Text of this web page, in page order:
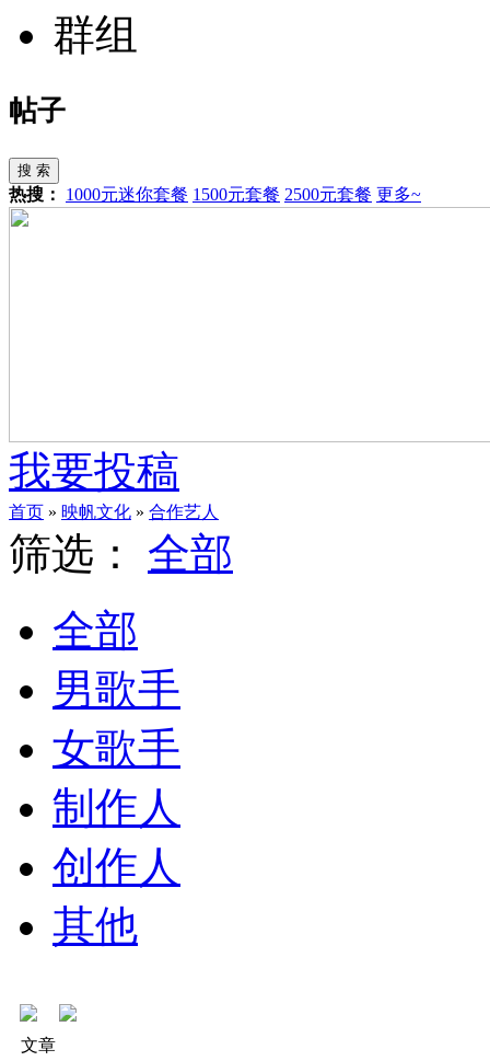
群组
帖子
搜 索
热搜： 1000元迷你套餐 1500元套餐 2500元套餐 更多~
我要投稿
首页 » 映帆文化 » 合作艺人
筛选：
全部
全部
男歌手
女歌手
制作人
创作人
其他
文章